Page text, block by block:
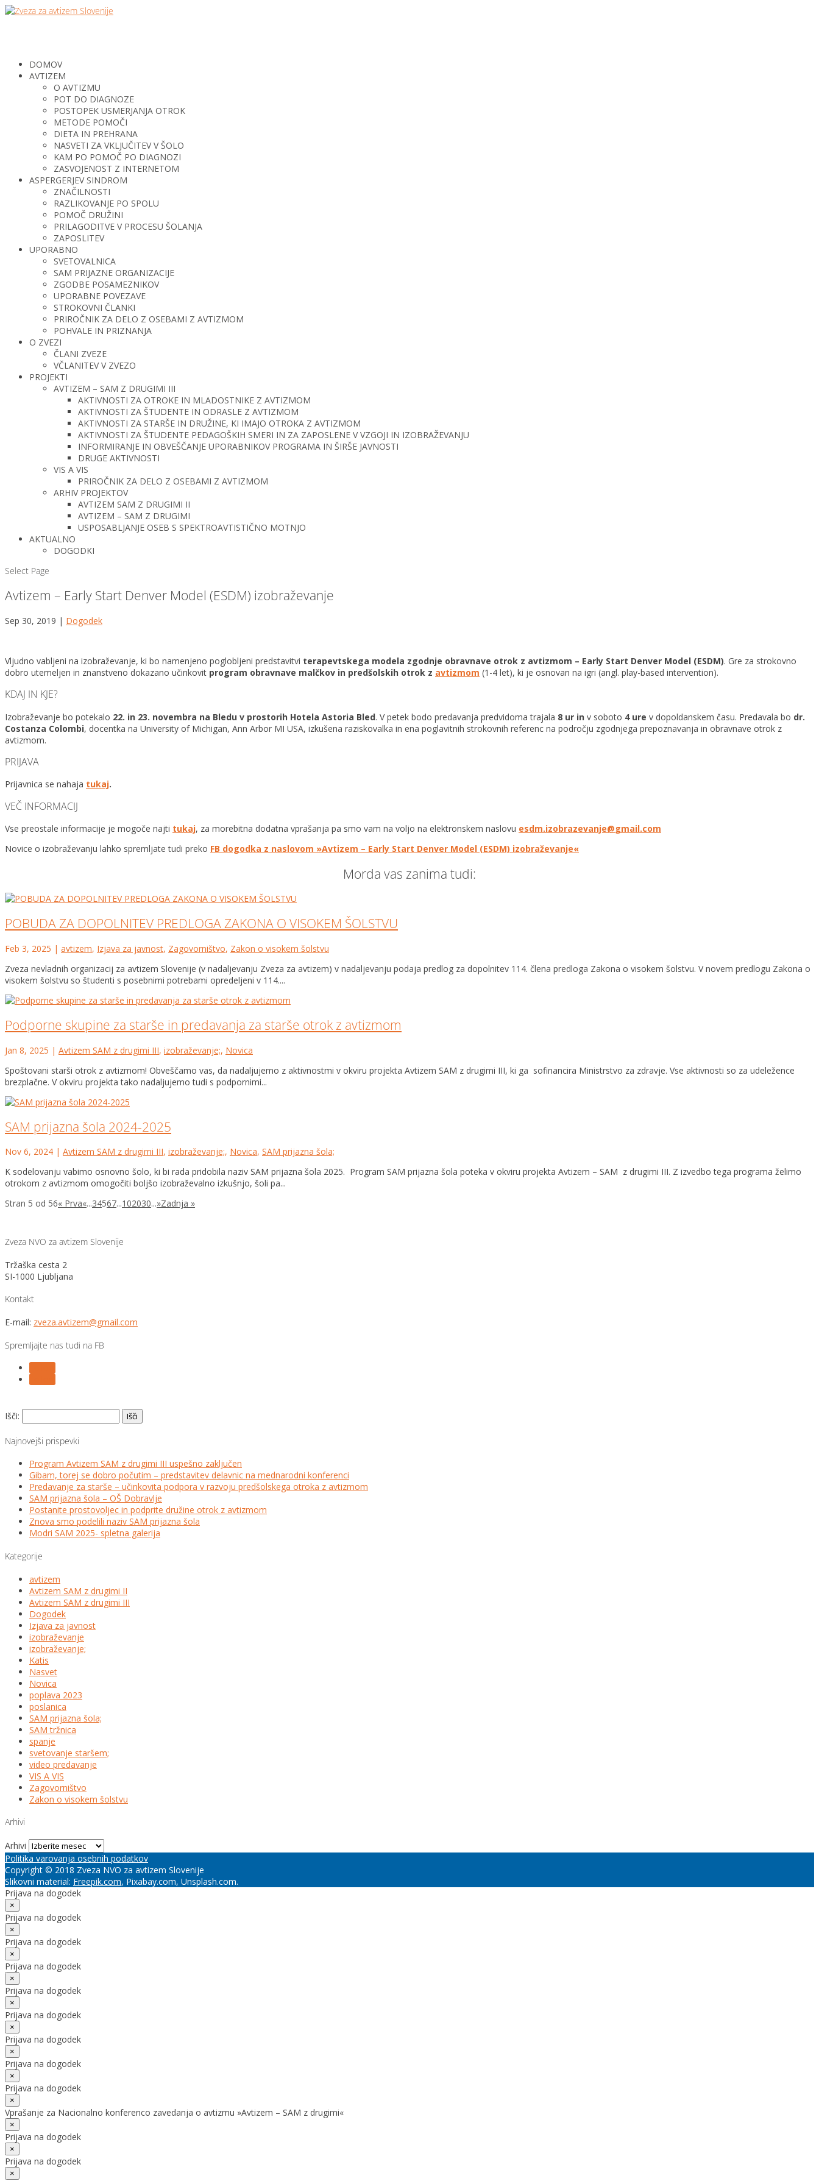
DOMOV
AVTIZEM
O AVTIZMU
POT DO DIAGNOZE
POSTOPEK USMERJANJA OTROK
METODE POMOČI
DIETA IN PREHRANA
NASVETI ZA VKLJUČITEV V ŠOLO
KAM PO POMOČ PO DIAGNOZI
ZASVOJENOST Z INTERNETOM
ASPERGERJEV SINDROM
ZNAČILNOSTI
RAZLIKOVANJE PO SPOLU
POMOČ DRUŽINI
PRILAGODITVE V PROCESU ŠOLANJA
ZAPOSLITEV
UPORABNO
SVETOVALNICA
SAM PRIJAZNE ORGANIZACIJE
ZGODBE POSAMEZNIKOV
UPORABNE POVEZAVE
STROKOVNI ČLANKI
PRIROČNIK ZA DELO Z OSEBAMI Z AVTIZMOM
POHVALE IN PRIZNANJA
O ZVEZI
ČLANI ZVEZE
VČLANITEV V ZVEZO
PROJEKTI
AVTIZEM – SAM Z DRUGIMI III
AKTIVNOSTI ZA OTROKE IN MLADOSTNIKE Z AVTIZMOM
AKTIVNOSTI ZA ŠTUDENTE IN ODRASLE Z AVTIZMOM
AKTIVNOSTI ZA STARŠE IN DRUŽINE, KI IMAJO OTROKA Z AVTIZMOM
AKTIVNOSTI ZA ŠTUDENTE PEDAGOŠKIH SMERI IN ZA ZAPOSLENE V VZGOJI IN IZOBRAŽEVANJU
INFORMIRANJE IN OBVEŠČANJE UPORABNIKOV PROGRAMA IN ŠIRŠE JAVNOSTI
DRUGE AKTIVNOSTI
VIS A VIS
PRIROČNIK ZA DELO Z OSEBAMI Z AVTIZMOM
ARHIV PROJEKTOV
AVTIZEM SAM Z DRUGIMI II
AVTIZEM – SAM Z DRUGIMI
USPOSABLJANJE OSEB S SPEKTROAVTISTIČNO MOTNJO
AKTUALNO
DOGODKI
Select Page
Avtizem – Early Start Denver Model (ESDM) izobraževanje
Sep 30, 2019 | Dogodek
Vljudno vabljeni na izobraževanje, ki bo namenjeno poglobljeni predstavitvi terapevtskega modela zgodnje obravnave otrok z avtizmom – Early Start Denver Model (ESDM). Gre za strokovno
dobro utemeljen in znanstveno dokazano učinkovit program obravnave malčkov in predšolskih otrok z avtizmom (1-4 let), ki je osnovan na igri (angl. play-based intervention).
KDAJ IN KJE?
Izobraževanje bo potekalo 22. in 23. novembra na Bledu v prostorih Hotela Astoria Bled. V petek bodo predavanja predvidoma trajala 8 ur in v soboto 4 ure v dopoldanskem času. Predavala bo dr.
Costanza Colombi, docentka na University of Michigan, Ann Arbor MI USA, izkušena raziskovalka in ena poglavitnih strokovnih referenc na področju zgodnjega prepoznavanja in obravnave otrok z
avtizmom.
PRIJAVA
Prijavnica se nahaja tukaj.
VEČ INFORMACIJ
Vse preostale informacije je mogoče najti tukaj, za morebitna dodatna vprašanja pa smo vam na voljo na elektronskem naslovu esdm.izobrazevanje@gmail.com
Novice o izobraževanju lahko spremljate tudi preko FB dogodka z naslovom »Avtizem – Early Start Denver Model (ESDM) izobraževanje«
Morda vas zanima tudi:
POBUDA ZA DOPOLNITEV PREDLOGA ZAKONA O VISOKEM ŠOLSTVU
Feb 3, 2025 | avtizem, Izjava za javnost, Zagovorništvo, Zakon o visokem šolstvu
Zveza nevladnih organizacij za avtizem Slovenije (v nadaljevanju Zveza za avtizem) v nadaljevanju podaja predlog za dopolnitev 114. člena predloga Zakona o visokem šolstvu. V novem predlogu Zakona o
visokem šolstvu so študenti s posebnimi potrebami opredeljeni v 114....
Podporne skupine za starše in predavanja za starše otrok z avtizmom
Jan 8, 2025 | Avtizem SAM z drugimi III, izobraževanje;, Novica
Spoštovani starši otrok z avtizmom! Obveščamo vas, da nadaljujemo z aktivnostmi v okviru projekta Avtizem SAM z drugimi III, ki ga sofinancira Ministrstvo za zdravje. Vse aktivnosti so za udeležence
brezplačne. V okviru projekta tako nadaljujemo tudi s podpornimi...
SAM prijazna šola 2024-2025
Nov 6, 2024 | Avtizem SAM z drugimi III, izobraževanje;, Novica, SAM prijazna šola;
K sodelovanju vabimo osnovno šolo, ki bi rada pridobila naziv SAM prijazna šola 2025. Program SAM prijazna šola poteka v okviru projekta Avtizem – SAM z drugimi III. Z izvedbo tega programa želimo
otrokom z avtizmom omogočiti boljšo izobraževalno izkušnjo, šoli pa...
Stran 5 od 56« Prva«...34567...102030...»Zadnja »
Zveza NVO za avtizem Slovenije
Tržaška cesta 2
SI-1000 Ljubljana
Kontakt
E-mail: zveza.avtizem@gmail.com
Spremljajte nas tudi na FB
Išči:
Najnovejši prispevki
Program Avtizem SAM z drugimi III uspešno zaključen
Gibam, torej se dobro počutim – predstavitev delavnic na mednarodni konferenci
Predavanje za starše – učinkovita podpora v razvoju predšolskega otroka z avtizmom
SAM prijazna šola – OŠ Dobravlje
Postanite prostovoljec in podprite družine otrok z avtizmom
Znova smo podelili naziv SAM prijazna šola
Modri SAM 2025- spletna galerija
Kategorije
avtizem
Avtizem SAM z drugimi II
Avtizem SAM z drugimi III
Dogodek
Izjava za javnost
izobraževanje
izobraževanje;
Katis
Nasvet
Novica
poplava 2023
poslanica
SAM prijazna šola;
SAM tržnica
spanje
svetovanje staršem;
video predavanje
VIS A VIS
Zagovorništvo
Zakon o visokem šolstvu
Arhivi
Arhivi
Politika varovanja osebnih podatkov
Copyright © 2018 Zveza NVO za avtizem Slovenije
Slikovni material: Freepik.com, Pixabay.com, Unsplash.com.
Prijava na dogodek
×
Prijava na dogodek
×
Prijava na dogodek
×
Prijava na dogodek
×
Prijava na dogodek
×
Prijava na dogodek
×
Prijava na dogodek
×
Prijava na dogodek
×
Prijava na dogodek
×
Vprašanje za Nacionalno konferenco zavedanja o avtizmu »Avtizem – SAM z drugimi«
×
Prijava na dogodek
×
Prijava na dogodek
×